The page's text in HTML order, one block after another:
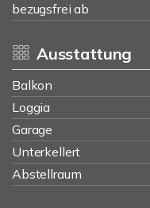
bezugsfrei ab
Ausstattung
Balkon
Loggia
Garage
Unterkellert
Abstellraum